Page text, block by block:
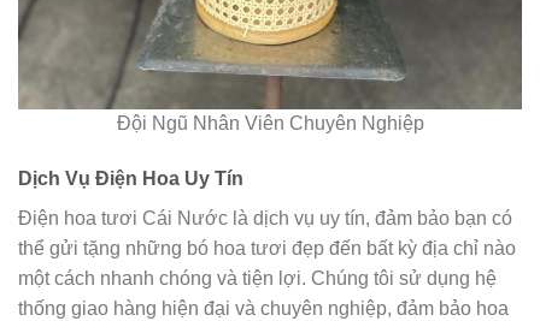
Đội Ngũ Nhân Viên Chuyên Nghiệp
Dịch Vụ Điện Hoa Uy Tín
Điện hoa tươi Cái Nước là dịch vụ uy tín, đảm bảo bạn có
thể gửi tặng những bó hoa tươi đẹp đến bất kỳ địa chỉ nào
một cách nhanh chóng và tiện lợi. Chúng tôi sử dụng hệ
thống giao hàng hiện đại và chuyên nghiệp, đảm bảo hoa